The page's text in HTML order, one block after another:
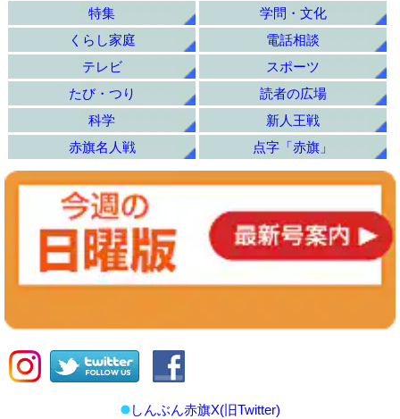
特集
学問・文化
くらし家庭
電話相談
テレビ
スポーツ
たび・つり
読者の広場
科学
新人王戦
赤旗名人戦
点字「赤旗」
しんぶん赤旗X(旧Twitter)